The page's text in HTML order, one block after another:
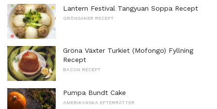
Lantern Festival Tangyuan Soppa Recept
GRÖNSAKER RECEPT
Gröna Växter Turkiet (Mofongo) Fyllning
Recept
BACON RECEPT
Pumpa Bundt Cake
AMERIKANSKA EFTERRÄTTER